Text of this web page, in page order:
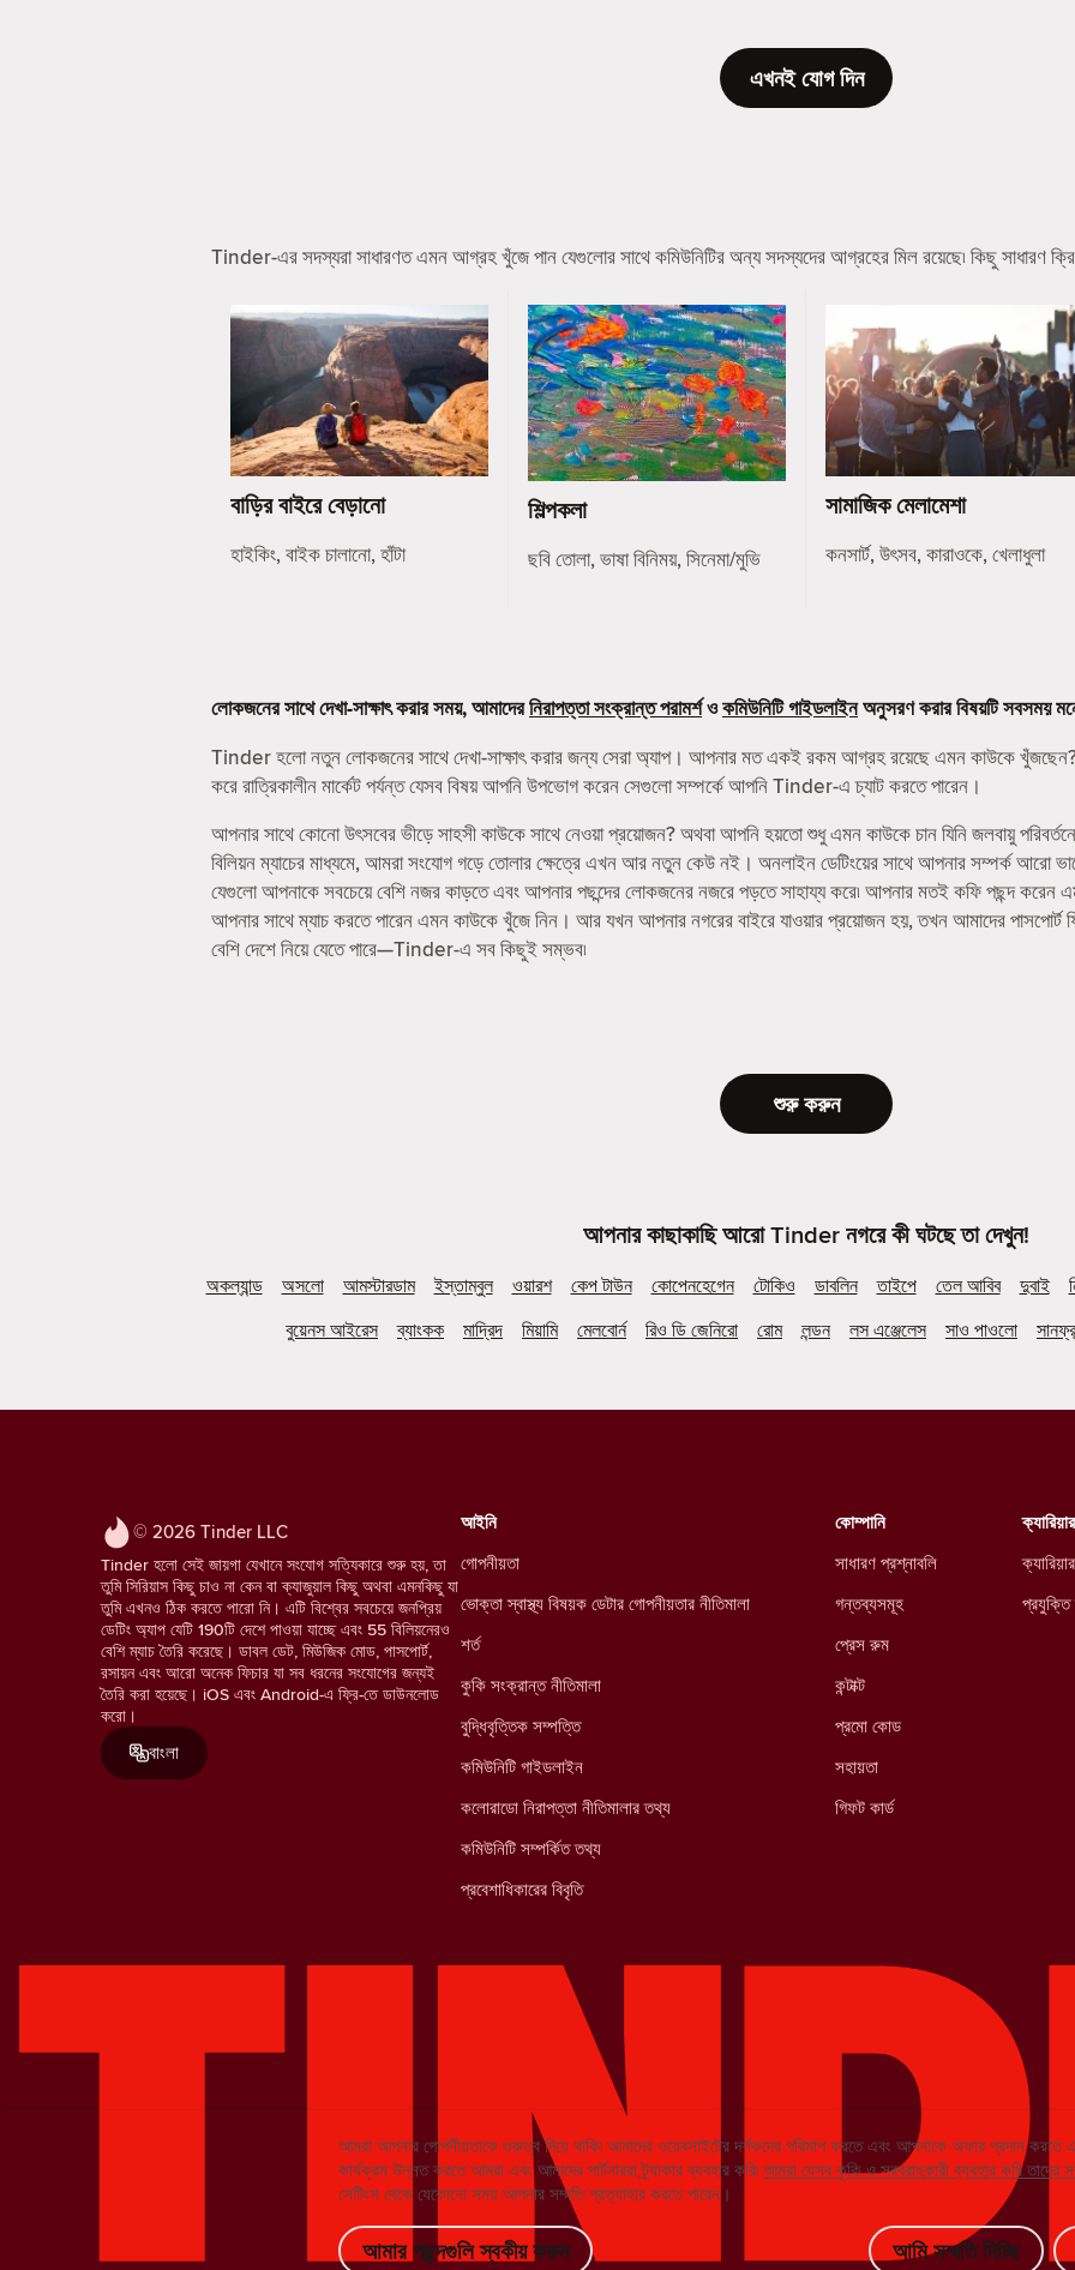
এখনই যোগ দিন
Tinder-এর সদস্যরা সাধারণত এমন আগ্রহ খুঁজে পান যেগুলোর সাথে কমিউনিটির অন্য সদস্যদের আগ্রহের মিল রয়েছে৷ কিছু সাধারণ
বাড়ির বাইরে বেড়ানো
হাইকিং, বাইক চালানো, হাঁটা
শিল্পকলা
ছবি তোলা, ভাষা বিনিময়, সিনেমা/মুভি
সামাজিক মেলামেশা
কনসার্ট, উৎসব, কারাওকে, খেলাধুলা
লোকজনের সাথে দেখা-সাক্ষাৎ করার সময়, আমাদেরনিরাপত্তা সংক্রান্ত পরামর্শওকমিউনিটি গাইডলাইনঅনুসরণ করার বিষয়টি সবসময়
Tinder হলো নতুন লোকজনের সাথে দেখা-সাক্ষাৎ করার জন্য সেরা অ্যাপ। আপনার মত একই রকম আগ্রহ রয়েছে এমন কাউকে
করে রাত্রিকালীন মার্কেট পর্যন্ত যেসব বিষয় আপনি উপভোগ করেন সেগুলো সম্পর্কে আপনি Tinder-এ চ্যাট করতে পারেন।
আপনার সাথে কোনো উৎসবের ভীড়ে সাহসী কাউকে সাথে নেওয়া প্রয়োজন? অথবা আপনি হয়তো শুধু এমন কাউকে চান যিনি জলবায়ু
বিলিয়ন ম্যাচের মাধ্যমে, আমরা সংযোগ গড়ে তোলার ক্ষেত্রে এখন আর নতুন কেউ নই। অনলাইন ডেটিংয়ের সাথে আপনার সম্পর্ক আরো
যেগুলো আপনাকে সবচেয়ে বেশি নজর কাড়তে এবং আপনার পছন্দের লোকজনের নজরে পড়তে সাহায্য করে৷ আপনার মতই কফি পছন্দ করেন
আপনার সাথে ম্যাচ করতে পারেন এমন কাউকে খুঁজে নিন। আর যখন আপনার নগরের বাইরে যাওয়ার প্রয়োজন হয়, তখন আমাদের পাসপোর্ট
বেশি দেশে নিয়ে যেতে পারে—Tinder-এ সব কিছুই সম্ভব৷
শুরু করুন
আপনার কাছাকাছি আরো Tinder নগরে কী ঘটছে তা দেখুন!
অকল্যান্ড অসলো আমস্টারডাম ইস্তাম্বুল ওয়ারশ কেপ টাউন কোপেনহেগেন টোকিও ডাবলিন তাইপে তেল আবিব দুবাই
বুয়েনস আইরেস
ব্যাংকক মাদ্রিদ মিয়ামি মেলবোর্ন রিও ডি জেনিরো রোম লন্ডন লস এঞ্জেলেস সাও পাওলো
© 2026 Tinder LLC
Tinder হলো সেই জায়গা যেখানে সংযোগ সত্যিকারে শুরু হয়, তা
তুমি সিরিয়াস কিছু চাও না কেন বা ক্যাজুয়াল কিছু অথবা এমনকিছু যা
তুমি এখনও ঠিক করতে পারো নি। এটি বিশ্বের সবচেয়ে জনপ্রিয়
ডেটিং অ্যাপ যেটি 190টি দেশে পাওয়া যাচ্ছে এবং 55 বিলিয়নেরও
বেশি ম্যাচ তৈরি করেছে। ডাবল ডেট, মিউজিক মোড, পাসপোর্ট,
রসায়ন এবং আরো অনেক ফিচার যা সব ধরনের সংযোগের জন্যই
তৈরি করা হয়েছে। iOS এবং Android-এ ফ্রি-তে ডাউনলোড
করো।
বাংলা
আইনি
গোপনীয়তা
ভোক্তা স্বাস্থ্য বিষয়ক ডেটার গোপনীয়তার নীতিমালা
শর্ত
কুকি সংক্রান্ত নীতিমালা
বুদ্ধিবৃত্তিক সম্পত্তি
কমিউনিটি গাইডলাইন
কলোরাডো নিরাপত্তা নীতিমালার তথ্য
কমিউনিটি সম্পর্কিত তথ্য
প্রবেশাধিকারের বিবৃতি
ক্যারিয়ার
কোম্পানি
সাধারণ প্রশ্নাবলি
গন্তব্যসমূহ
প্রেস রুম
কন্টাক্ট
প্রমো কোড
সহায়তা
গিফট কার্ড
আমরা আপনার গোপনীয়তাকে গুরুত্ব দিয়ে থাকি৷ আমাদের ওয়েবসাইটের দর্শকদের পরিমাপ করতে এবং আপনাকে অফার প্রদান
কার্যক্রম উন্নত করতে আমরা এবং আমাদের পার্টনাররা ট্র্যাকার ব্যবহার করি৷আমরা যেসব কুকি ও সরবরাহকারী ব্যবহার করি তাদের
সেটিংস থেকে যেকোনো সময় আপনার সম্মতি প্রত্যাহার করতে পারেন।
আমি সম্মতি দিচ্ছি
আমার পছন্দগুলি স্বকীয় করুন